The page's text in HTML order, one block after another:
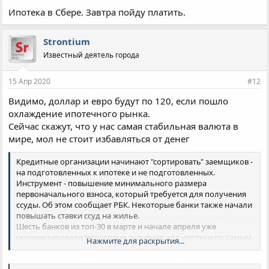
Ипотека в Сбере. Завтра пойду платить.
Strontium
Известный деятель города
15 Апр 2020 #12
Видимо, доллар и евро будут по 120, если пошло
охлаждение ипотечного рынка.
Сейчас скажут, что у нас самая стабильная валюта в
мире, мол не стоит избавляться от денег
Кредитные организации начинают "сортировать" заемщиков -
на подготовленных к ипотеке и не подготовленных.
Инструмент - повышение минимального размера
первоначального взноса, который требуется для получения
ссуды. Об этом сообщает РБК. Некоторые банки также начали
повышать ставки ссуд на жилье.
Шесть банков из топ-30 в марте и начале апреля уже
скорректировали пороговые значения для ипотеки по самым
популярным кредитным программам - на покупку готового
Нажмите для раскрытия...